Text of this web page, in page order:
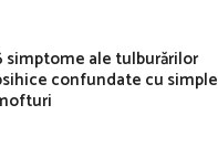
simptome ale tulburărilor
confundate cu simple